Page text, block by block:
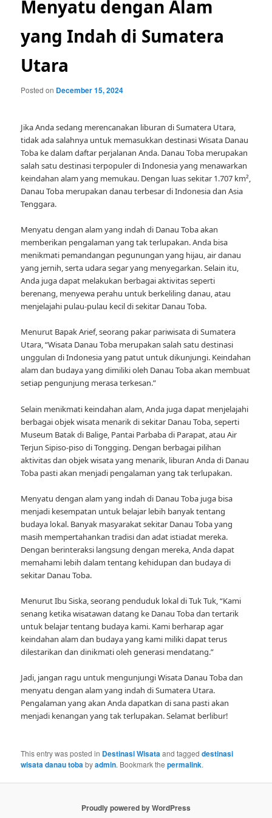
Menyatu dengan Alam
yang Indah di Sumatera
Utara
Posted on December 15, 2024
Jika Anda sedang merencanakan liburan di Sumatera Utara,
tidak ada salahnya untuk memasukkan destinasi Wisata Danau
Toba ke dalam daftar perjalanan Anda. Danau Toba merupakan
salah satu destinasi terpopuler di Indonesia yang menawarkan
keindahan alam yang memukau. Dengan luas sekitar 1.707 km²,
Danau Toba merupakan danau terbesar di Indonesia dan Asia
Tenggara.
Menyatu dengan alam yang indah di Danau Toba akan
memberikan pengalaman yang tak terlupakan. Anda bisa
menikmati pemandangan pegunungan yang hijau, air danau
yang jernih, serta udara segar yang menyegarkan. Selain itu,
Anda juga dapat melakukan berbagai aktivitas seperti
berenang, menyewa perahu untuk berkeliling danau, atau
menjelajahi pulau-pulau kecil di sekitar Danau Toba.
Menurut Bapak Arief, seorang pakar pariwisata di Sumatera
Utara, “Wisata Danau Toba merupakan salah satu destinasi
unggulan di Indonesia yang patut untuk dikunjungi. Keindahan
alam dan budaya yang dimiliki oleh Danau Toba akan membuat
setiap pengunjung merasa terkesan.”
Selain menikmati keindahan alam, Anda juga dapat menjelajahi
berbagai objek wisata menarik di sekitar Danau Toba, seperti
Museum Batak di Balige, Pantai Parbaba di Parapat, atau Air
Terjun Sipiso-piso di Tongging. Dengan berbagai pilihan
aktivitas dan objek wisata yang menarik, liburan Anda di Danau
Toba pasti akan menjadi pengalaman yang tak terlupakan.
Menyatu dengan alam yang indah di Danau Toba juga bisa
menjadi kesempatan untuk belajar lebih banyak tentang
budaya lokal. Banyak masyarakat sekitar Danau Toba yang
masih mempertahankan tradisi dan adat istiadat mereka.
Dengan berinteraksi langsung dengan mereka, Anda dapat
memahami lebih dalam tentang kehidupan dan budaya di
sekitar Danau Toba.
Menurut Ibu Siska, seorang penduduk lokal di Tuk Tuk, “Kami
senang ketika wisatawan datang ke Danau Toba dan tertarik
untuk belajar tentang budaya kami. Kami berharap agar
keindahan alam dan budaya yang kami miliki dapat terus
dilestarikan dan dinikmati oleh generasi mendatang.”
Jadi, jangan ragu untuk mengunjungi Wisata Danau Toba dan
menyatu dengan alam yang indah di Sumatera Utara.
Pengalaman yang akan Anda dapatkan di sana pasti akan
menjadi kenangan yang tak terlupakan. Selamat berlibur!
This entry was posted in Destinasi Wisataand taggeddestinasi
wisata danau tobabyadmin. Bookmark thepermalink.
Proudly powered by WordPress